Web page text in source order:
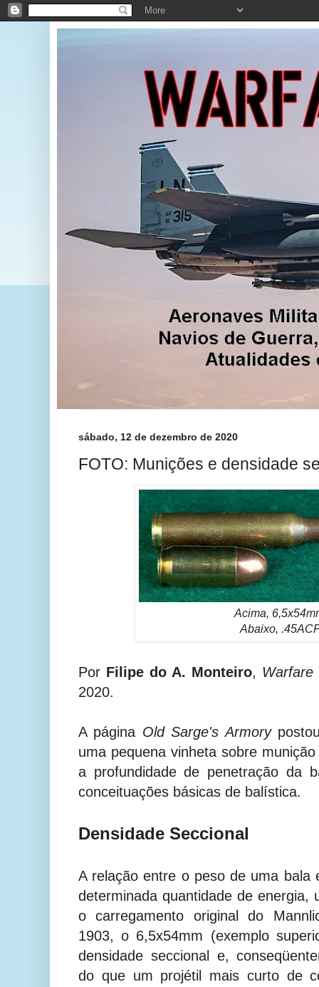
sábado, 12 de dezembro de 2020
FOTO: Munições e densidade
Acima,
Abaixo,
Por Filipe do A. Monteiro, Warfare
2020.
A página Old Sarge's Armory
uma pequena vinheta sobre
a profundidade de penetração da
conceituações básicas de balística.
Densidade Seccional
A relação entre o peso de uma bala
determinada quantidade de energia,
o carregamento original do
1903, o 6,5x54mm (exemplo
densidade seccional e,
do que um projétil mais curto de